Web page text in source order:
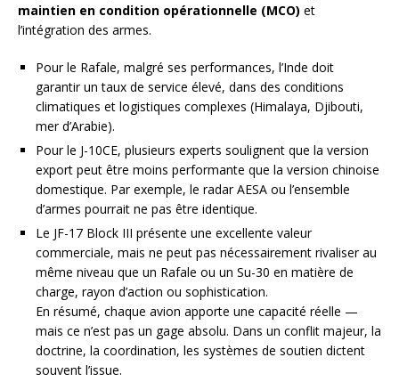
maintien en condition opérationnelle (MCO) et
l’intégration des armes.
Pour le Rafale, malgré ses performances, l’Inde doit
garantir un taux de service élevé, dans des conditions
climatiques et logistiques complexes (Himalaya, Djibouti,
mer d’Arabie).
Pour le J-10CE, plusieurs experts soulignent que la version
export peut être moins performante que la version chinoise
domestique. Par exemple, le radar AESA ou l’ensemble
d’armes pourrait ne pas être identique.
Le JF-17 Block III présente une excellente valeur
commerciale, mais ne peut pas nécessairement rivaliser au
même niveau que un Rafale ou un Su-30 en matière de
charge, rayon d’action ou sophistication.
En résumé, chaque avion apporte une capacité réelle —
mais ce n’est pas un gage absolu. Dans un conflit majeur, la
doctrine, la coordination, les systèmes de soutien dictent
souvent l’issue.